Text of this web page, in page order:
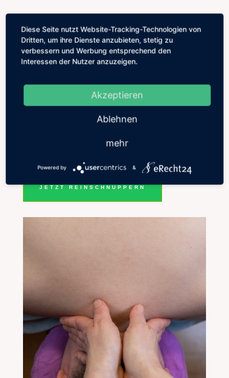
In den acht Tutorials lernen Sie die achtsame
Behandlung vom Legen der Handtücher, der
Streichungen, im Sinne eines Flusses, kennen.
JETZT REINSCHNUPPERN
Diese Seite nutzt Website-Tracking-Technologien von
Dritten, um ihre Dienste anzubieten, stetig zu
verbessern und Werbung entsprechend den
Interessen der Nutzer anzuzeigen.
Akzeptieren
Ablehnen
mehr
Powered by &